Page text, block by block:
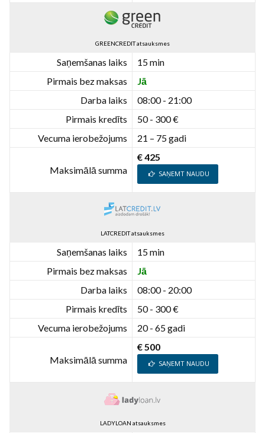
GREENCREDIT atsauksmes
Saņemšanas laiks
15 min
Pirmais bez maksas
Jā
Darba laiks
08:00 - 21:00
Pirmais kredīts
50 - 300 €
Vecuma ierobežojums
21 – 75 gadi
Maksimālā summa
€ 425
SAŅEMT NAUDU
LATCREDIT atsauksmes
Saņemšanas laiks
15 min
Pirmais bez maksas
Jā
Darba laiks
08:00 - 20:00
Pirmais kredīts
50 - 300 €
Vecuma ierobežojums
20 - 65 gadi
Maksimālā summa
€ 500
SAŅEMT NAUDU
LADYLOAN atsauksmes